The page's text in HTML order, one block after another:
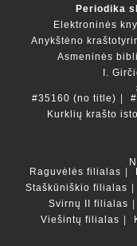
Periodika
Elektroninės
Anykštėno
Asmeninės
I.
#35160 (no title)
Kurklių krašto
Raguvėlės filialas
Staškūniškio filialas
Svirnų II filialas
Viešintų filialas